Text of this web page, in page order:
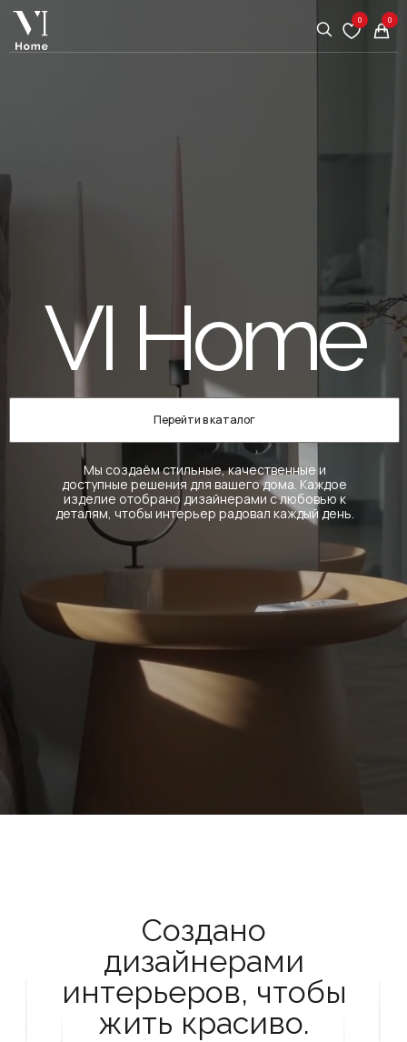
0 0
VI Home
Перейти в каталог
Мы создаём стильные, качественные и
доступные решения для вашего дома. Каждое
изделие отобрано дизайнерами с любовью к
деталям, чтобы интерьер радовал каждый день.
Создано
дизайнерами
интерьеров, чтобы
жить красиво.